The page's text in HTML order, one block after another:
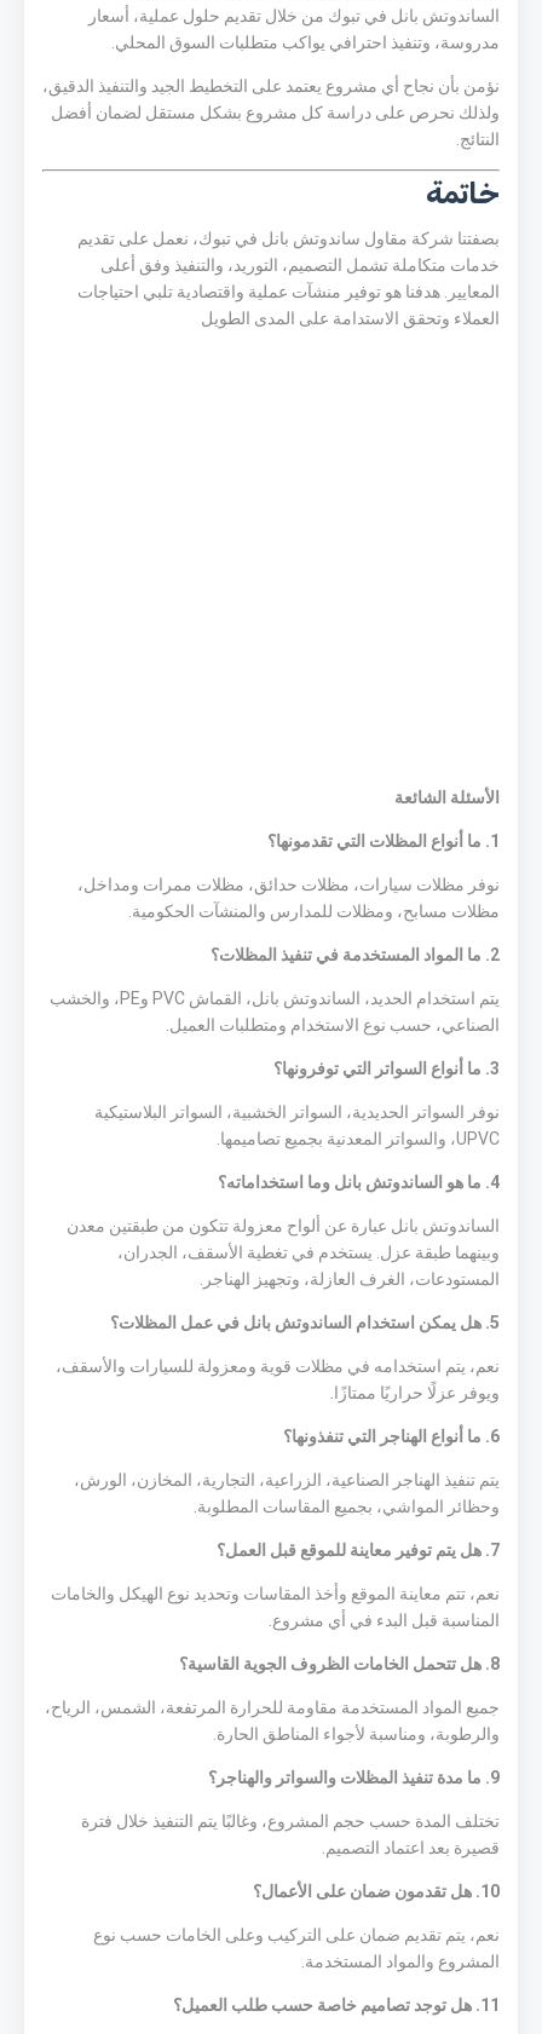
الساندوتش بانل في تبوك من خلال تقديم حلول عملية، أسعار
مدروسة، وتنفيذ احترافي يواكب متطلبات السوق المحلي.
نؤمن بأن نجاح أي مشروع يعتمد على التخطيط الجيد والتنفيذ الدقيق،
ولذلك نحرص على دراسة كل مشروع بشكل مستقل لضمان أفضل
النتائج.
خاتمة
بصفتنا شركة مقاول ساندوتش بانل في تبوك، نعمل على تقديم
خدمات متكاملة تشمل التصميم، التوريد، والتنفيذ وفق أعلى
المعايير. هدفنا هو توفير منشآت عملية واقتصادية تلبي احتياجات
العملاء وتحقق الاستدامة على المدى الطويل
الأسئلة الشائعة
1. ما أنواع المظلات التي تقدمونها؟
نوفر مظلات سيارات، مظلات حدائق، مظلات ممرات ومداخل،
مظلات مسابح، ومظلات للمدارس والمنشآت الحكومية.
2. ما المواد المستخدمة في تنفيذ المظلات؟
يتم استخدام الحديد، الساندوتش بانل، القماش PVC وPE، والخشب
الصناعي، حسب نوع الاستخدام ومتطلبات العميل.
3. ما أنواع السواتر التي توفرونها؟
نوفر السواتر الحديدية، السواتر الخشبية، السواتر البلاستيكية
UPVC، والسواتر المعدنية بجميع تصاميمها.
4. ما هو الساندوتش بانل وما استخداماته؟
الساندوتش بانل عبارة عن ألواح معزولة تتكون من طبقتين معدن
وبينهما طبقة عزل. يستخدم في تغطية الأسقف، الجدران،
المستودعات، الغرف العازلة، وتجهيز الهناجر.
5. هل يمكن استخدام الساندوتش بانل في عمل المظلات؟
نعم، يتم استخدامه في مظلات قوية ومعزولة للسيارات والأسقف،
ويوفر عزلًا حراريًا ممتازًا.
6. ما أنواع الهناجر التي تنفذونها؟
يتم تنفيذ الهناجر الصناعية، الزراعية، التجارية، المخازن، الورش،
وحظائر المواشي، بجميع المقاسات المطلوبة.
7. هل يتم توفير معاينة للموقع قبل العمل؟
نعم، تتم معاينة الموقع وأخذ المقاسات وتحديد نوع الهيكل والخامات
المناسبة قبل البدء في أي مشروع.
8. هل تتحمل الخامات الظروف الجوية القاسية؟
جميع المواد المستخدمة مقاومة للحرارة المرتفعة، الشمس، الرياح،
والرطوبة، ومناسبة لأجواء المناطق الحارة.
9. ما مدة تنفيذ المظلات والسواتر والهناجر؟
تختلف المدة حسب حجم المشروع، وغالبًا يتم التنفيذ خلال فترة
قصيرة بعد اعتماد التصميم.
10. هل تقدمون ضمان على الأعمال؟
نعم، يتم تقديم ضمان على التركيب وعلى الخامات حسب نوع
المشروع والمواد المستخدمة.
11. هل توجد تصاميم خاصة حسب طلب العميل؟